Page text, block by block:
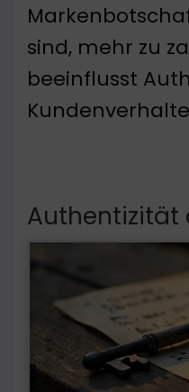
sind, mehr zu
beeinflusst
Authentizität